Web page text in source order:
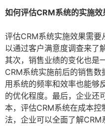
如何评估CRM系统的实施效
评估CRM系统实施效果需
以通过客户满意度调查来了
其次，销售业绩的变化也是
CRM系统实施前后的销售
用系统的频率和效率也能够
的优化程度。最后，企业还
本，评估CRM系统在成本
法，企业可以全面了解